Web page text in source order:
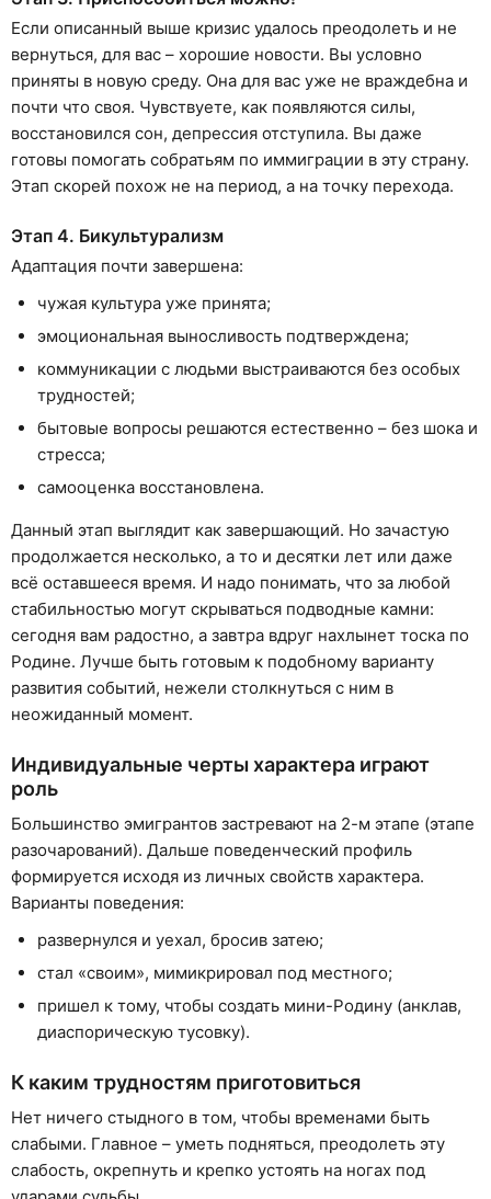
Если описанный выше кризис удалось преодолеть и не
вернуться, для вас – хорошие новости. Вы условно
приняты в новую среду. Она для вас уже не враждебна и
почти что своя. Чувствуете, как появляются силы,
восстановился сон, депрессия отступила. Вы даже
готовы помогать собратьям по иммиграции в эту страну.
Этап скорей похож не на период, а на точку перехода.
Этап 4. Бикультурализм
Адаптация почти завершена:
чужая культура уже принята;
эмоциональная выносливость подтверждена;
коммуникации с людьми выстраиваются без особых
трудностей;
бытовые вопросы решаются естественно – без шока и
стресса;
самооценка восстановлена.
Данный этап выглядит как завершающий. Но зачастую
продолжается несколько, а то и десятки лет или даже
всё оставшееся время. И надо понимать, что за любой
стабильностью могут скрываться подводные камни:
сегодня вам радостно, а завтра вдруг нахлынет тоска по
Родине. Лучше быть готовым к подобному варианту
развития событий, нежели столкнуться с ним в
неожиданный момент.
Индивидуальные черты характера играют
роль
Большинство эмигрантов застревают на 2-м этапе (этапе
разочарований). Дальше поведенческий профиль
формируется исходя из личных свойств характера.
Варианты поведения:
развернулся и уехал, бросив затею;
стал «своим», мимикрировал под местного;
пришел к тому, чтобы создать мини-Родину (анклав,
диаспорическую тусовку).
К каким трудностям приготовиться
Нет ничего стыдного в том, чтобы временами быть
слабыми. Главное – уметь подняться, преодолеть эту
слабость, окрепнуть и крепко устоять на ногах под